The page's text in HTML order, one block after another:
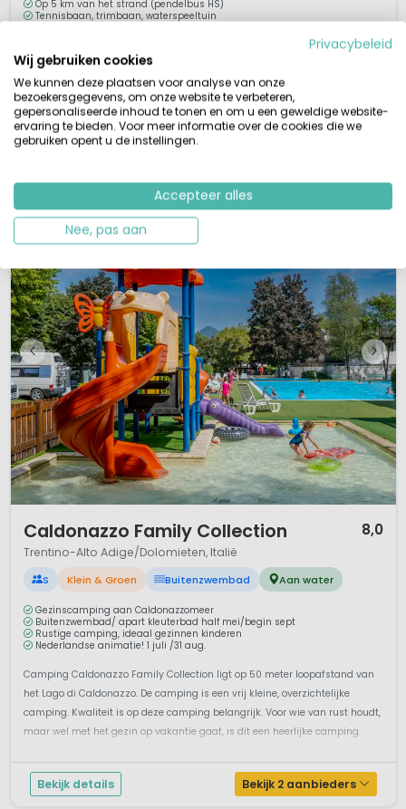
Op 5 km van het strand (pendelbus HS)
Tennisbaan, trimbaan, waterspeeltuin
Camping le Pianacce is een Italiaanse topcamping aan de Toscaanse
kust. Een mooi aangelegde terrassencamping, liggend aan de rand van
het heuvellandschap van Toscane, gelegen bij het mooie plaatsje
Castagneto Carducci. Een vakantie op deze camping biedt de perfecte
combinatie tussen een vakantie aan zee en het ontdekken van de
Toscaanse hoogtepunte...
Caldonazzo Family Collection 8,0
Trentino-Alto Adige/Dolomieten, Italië
S Klein & Groen Buitenzwembad Aan water
Gezinscamping aan Caldonazzomeer
Buitenzwembad/ apart kleuterbad half mei/begin sept
Rustige camping, ideaal gezinnen kinderen
Nederlandse animatie! 1 juli /31 aug.
Camping Caldonazzo Family Collection ligt op 50 meter loopafstand van
het Lago di Caldonazzo. De camping is een vrij kleine, overzichtelijke
camping. Kwaliteit is op deze camping belangrijk. Voor wie van rust houdt,
maar wel met het gezin op vakantie gaat, is dit een heerlijke camping.
Bekijk details Bekijk 2 aanbieders
Privacybeleid
Wij gebruiken cookies
We kunnen deze plaatsen voor analyse van onze
bezoekersgegevens, om onze website te verbeteren,
gepersonaliseerde inhoud te tonen en om u een geweldige website-
ervaring te bieden. Voor meer informatie over de cookies die we
gebruiken opent u de instellingen.
Accepteer alles
Nee, pas aan